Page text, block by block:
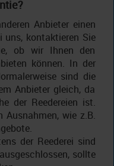
Anbieter einen
uns, kontaktieren Sie
ob wir Ihnen den
können. In der
sind die
Anbieter gleich, da
der Reedereien ist.
wie z.B.
der Reederei sind
sollte